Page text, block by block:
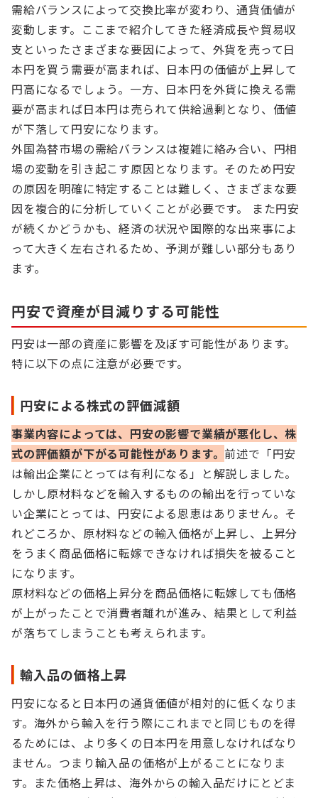
需給バランスによって交換比率が変わり、通貨価値が
変動します。ここまで紹介してきた経済成長や貿易収
支といったさまざまな要因によって、外貨を売って日
本円を買う需要が高まれば、日本円の価値が上昇して
円高になるでしょう。一方、日本円を外貨に換える需
要が高まれば日本円は売られて供給過剰となり、価値
が下落して円安になります。
外国為替市場の需給バランスは複雑に絡み合い、円相
場の変動を引き起こす原因となります。そのため円安
の原因を明確に特定することは難しく、さまざまな要
因を複合的に分析していくことが必要です。 また円安
が続くかどうかも、経済の状況や国際的な出来事によ
って大きく左右されるため、予測が難しい部分もあり
ます。
円安で資産が目減りする可能性
円安は一部の資産に影響を及ぼす可能性があります。
特に以下の点に注意が必要です。
円安による株式の評価減額
事業内容によっては、円安の影響で業績が悪化し、株
式の評価額が下がる可能性があります。前述で「円安
は輸出企業にとっては有利になる」と解説しました。
しかし原材料などを輸入するものの輸出を行っていな
い企業にとっては、円安による恩恵はありません。そ
れどころか、原材料などの輸入価格が上昇し、上昇分
をうまく商品価格に転嫁できなければ損失を被ること
になります。
原材料などの価格上昇分を商品価格に転嫁しても価格
が上がったことで消費者離れが進み、結果として利益
が落ちてしまうことも考えられます。
輸入品の価格上昇
円安になると日本円の通貨価値が相対的に低くなりま
す。海外から輸入を行う際にこれまでと同じものを得
るためには、より多くの日本円を用意しなければなり
ません。つまり輸入品の価格が上がることになりま
す。また価格上昇は、海外からの輸入品だけにとどま